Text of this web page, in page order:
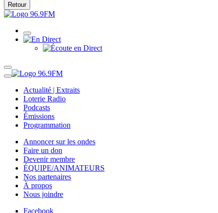
Retour
Actualité | Extraits
Loterie Radio
Podcasts
Émissions
Programmation
Annoncer sur les ondes
Faire un don
Devenir membre
ÉQUIPE/ANIMATEURS
Nos partenaires
À propos
Nous joindre
Facebook